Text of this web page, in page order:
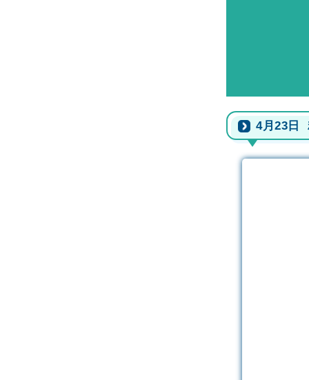
4月23日